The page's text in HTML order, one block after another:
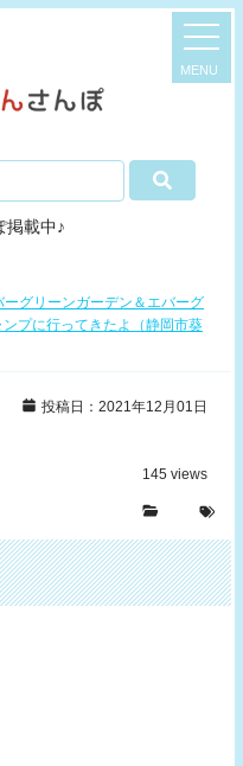
掲載中♪
グリーンガーデン＆エバーグ
プに行ってきたよ（静岡市葵
投稿日：2021年12月01日
145 views